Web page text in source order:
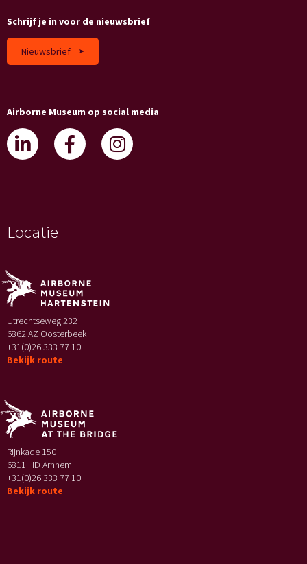
Schrijf je in voor de nieuwsbrief
Nieuwsbrief
Airborne Museum op social media
Locatie
Utrechtseweg 232
6862 AZ Oosterbeek
+31(0)26 333 77 10
Bekijk route
Rijnkade 150
6811 HD Arnhem
+31(0)26 333 77 10
Bekijk route